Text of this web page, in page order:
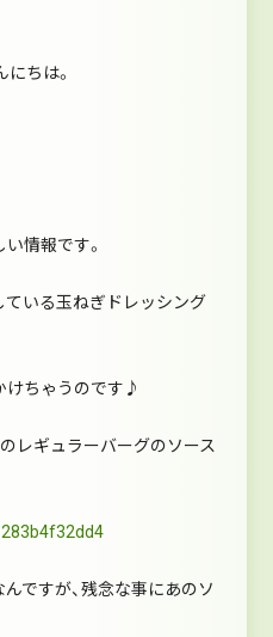
にちは。
情報です。
いる玉ねぎドレッシング
けちゃうのです♪
レギュラーバーグのソース
ですが、残念な事にあのソ